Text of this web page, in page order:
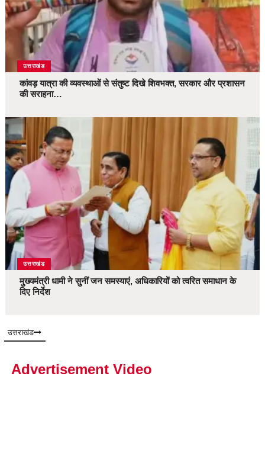
उत्तराखंड
कांवड़ यात्रा की व्यवस्थाओं से संतुष्ट दिखे शिवभक्त, सरकार और प्रशासन
की सराहना…
उत्तराखंड
मुख्यमंत्री धामी ने सुनीं जन समस्याएं, अधिकारियों को त्वरित समाधान के
दिए निर्देश
उत्तराखंड
Advertisement Video